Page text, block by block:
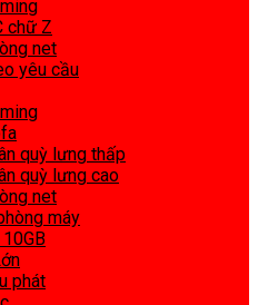
chữ Z
net
yêu cầu
quỳ lưng thấp
quỳ lưng cao
net
máy
phát